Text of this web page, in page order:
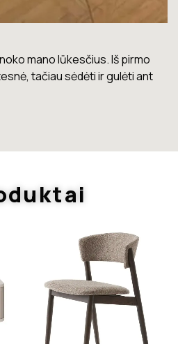
neturiu jokių nusiskundimų.